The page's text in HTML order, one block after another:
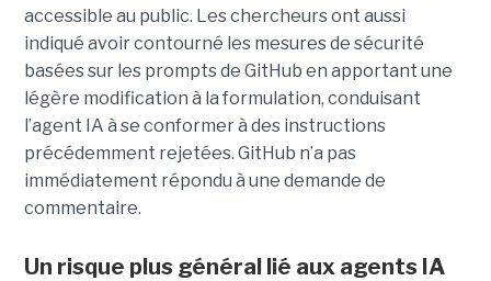
accessible au public. Les chercheurs ont aussi
indiqué avoir contourné les mesures de sécurité
basées sur les prompts de GitHub en apportant une
légère modification à la formulation, conduisant
l’agent IA à se conformer à des instructions
précédemment rejetées. GitHub n’a pas
immédiatement répondu à une demande de
commentaire.
Un risque plus général lié aux agents IA